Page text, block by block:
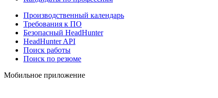
Производственный календарь
Требования к ПО
Безопасный HeadHunter
HeadHunter API
Поиск работы
Поиск по резюме
Мобильное приложение